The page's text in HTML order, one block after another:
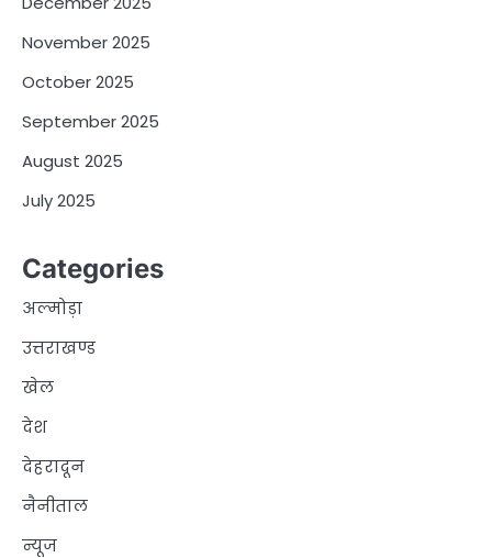
November 2025
October 2025
September 2025
August 2025
July 2025
Categories
अल्मोड़ा
उत्तराखण्ड
खेल
देश
देहरादून
नैनीताल
न्यूज